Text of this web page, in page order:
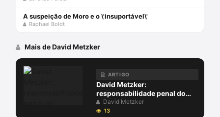
A suspeição de Moro e o \'insuportável\'
Raphael Boldt
Mais de David Metzker
ARTIGO
David Metzker:
responsabilidade penal do
empresário requer provas
David Metzker
13